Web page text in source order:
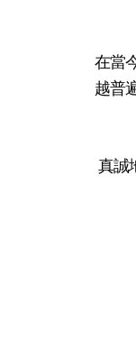
在當
越普
真誠